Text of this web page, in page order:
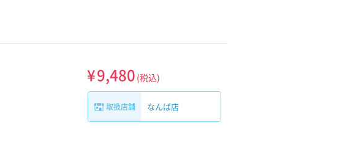
¥9,480 (税込)
取扱店舗 なんば店